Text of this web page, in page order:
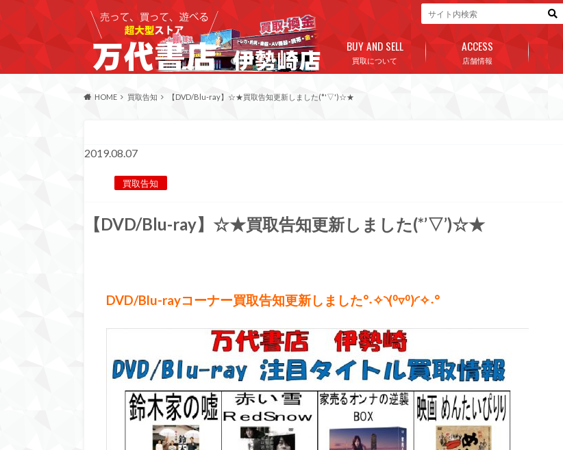
買取について
BUY AND SELL
店舗情報
ACCESS
HOME 買取告知 【DVD/Blu-ray】☆★買取告知更新しました(*'▽')☆★
2019.08.07
買取告知
【DVD/Blu-ray】☆★買取告知更新しました(*’▽’)☆★
DVD/Blu-rayコーナー買取告知更新しました°˖✧◝(⁰▿⁰)◜✧˖°